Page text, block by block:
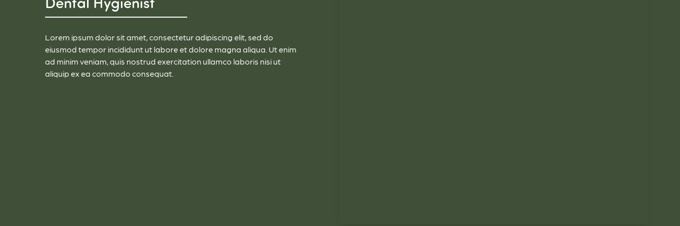
Lorem ipsum dolor sit amet, consectetur adipiscing elit, sed do
eiusmod tempor incididunt ut labore et dolore magna aliqua. Ut enim
ad minim veniam, quis nostrud exercitation ullamco laboris nisi ut
aliquip ex ea commodo consequat.